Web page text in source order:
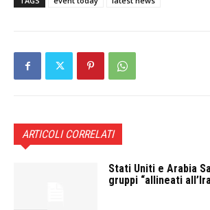
ARTICOLI CORRELATI
Stati Uniti e Arabia
gruppi “allineati